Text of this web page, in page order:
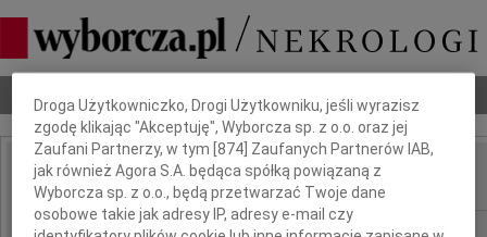
Nekrologi Odeszli Poradnik pogrzebowy
IMIĘ I NAZWISKO:
REGION: Warszawa
Dbamy o Twoją prywatność
Droga Użytkowniczko, Drogi Użytkowniku, jeśli wyrazisz
zgodę klikając "Akceptuję", Wyborcza sp. z o.o. oraz jej
Zaufani Partnerzy, w tym [874 ] Zaufanych Partnerów IAB,
jak również Agora S.A. będąca spółką powiązaną z
Wyborcza sp. z o.o., będą przetwarzać Twoje dane
osobowe takie jak adresy IP, adresy e-mail czy